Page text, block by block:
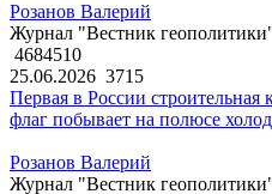
Розанов Валерий
Журнал "Вестник
4684510
25.06.2026 3715
Первая в России
флаг побывает на полюсе
Розанов Валерий
Журнал "Вестник